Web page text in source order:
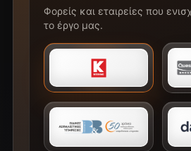
Φορείς και εταιρείες που
το έργο μας.